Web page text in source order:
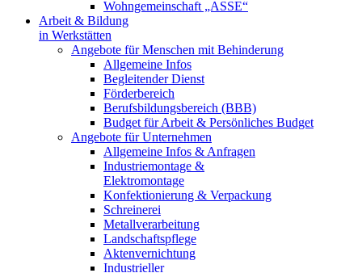
Wohngemeinschaft „ASSE“
Arbeit & Bildung
in Werkstätten
Angebote für Menschen mit Behinderung
Allgemeine Infos
Begleitender Dienst
Förderbereich
Berufsbildungsbereich (BBB)
Budget für Arbeit & Persönliches Budget
Angebote für Unternehmen
Allgemeine Infos & Anfragen
Industriemontage &
Elektromontage
Konfektionierung & Verpackung
Schreinerei
Metallverarbeitung
Landschaftspflege
Aktenvernichtung
Industrieller